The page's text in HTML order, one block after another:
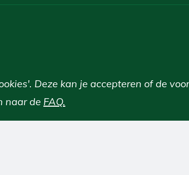
Deze kan je accepteren of de
naar de FAQ.